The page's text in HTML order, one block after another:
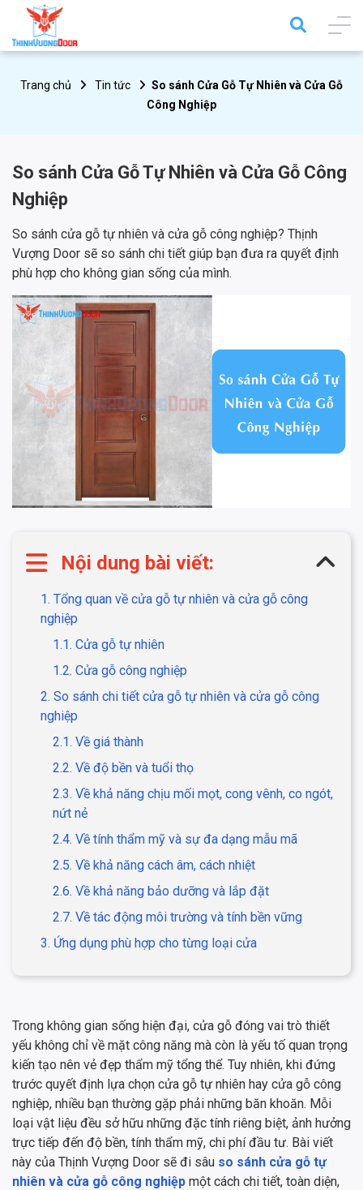
Trang chủ Tin tức
So sánh Cửa Gỗ Tự Nhiên và Cửa Gỗ
Công Nghiệp
So sánh Cửa Gỗ Tự Nhiên và Cửa Gỗ Công
Nghiệp
So sánh cửa gỗ tự nhiên và cửa gỗ công nghiệp? Thịnh
Vượng Door sẽ so sánh chi tiết giúp bạn đưa ra quyết định
phù hợp cho không gian sống của mình.
Nội dung bài viết:
1. Tổng quan về cửa gỗ tự nhiên và cửa gỗ công
nghiệp
1.1. Cửa gỗ tự nhiên
1.2. Cửa gỗ công nghiệp
2. So sánh chi tiết cửa gỗ tự nhiên và cửa gỗ công
nghiệp
2.1. Về giá thành
2.2. Về độ bền và tuổi thọ
2.3. Về khả năng chịu mối mọt, cong vênh, co ngót,
nứt nẻ
2.4. Về tính thẩm mỹ và sự đa dạng mẫu mã
2.5. Về khả năng cách âm, cách nhiệt
2.6. Về khả năng bảo dưỡng và lắp đặt
2.7. Về tác động môi trường và tính bền vững
3. Ứng dụng phù hợp cho từng loại cửa
Trong không gian sống hiện đại, cửa gỗ đóng vai trò thiết
yếu không chỉ về mặt công năng mà còn là yếu tố quan trọng
kiến tạo nên vẻ đẹp thẩm mỹ tổng thể. Tuy nhiên, khi đứng
trước quyết định lựa chọn cửa gỗ tự nhiên hay cửa gỗ công
nghiệp, nhiều bạn thường gặp phải những băn khoăn. Mỗi
loại vật liệu đều sở hữu những đặc tính riêng biệt, ảnh hưởng
trực tiếp đến độ bền, tính thẩm mỹ, chi phí đầu tư. Bài viết
này của Thịnh Vượng Door sẽ đi sâu so sánh cửa gỗ tự
nhiên và cửa gỗ công nghiệp một cách chi tiết, toàn diện,